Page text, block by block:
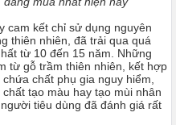
cam kết chỉ sử dụng nguyên
thiên nhiên, đã trải qua quá
từ 10 đến 15 năm. Những
từ gỗ trầm thiên nhiên, kết hợp
chất phụ gia nguy hiểm,
tạo màu hay tạo mùi nhân
tiêu dùng đã đánh giá rất